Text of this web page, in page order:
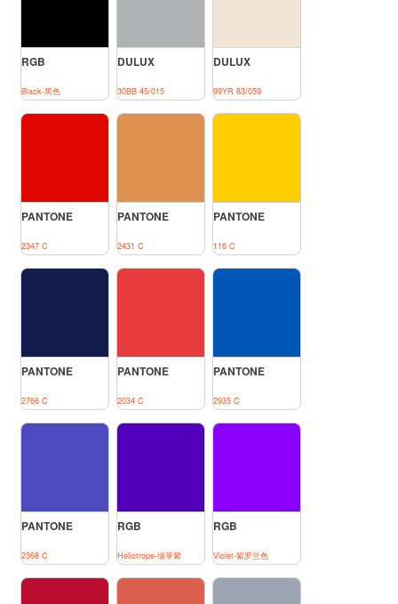
RGB
Black-黑色
DULUX
30BB 45/015
DULUX
99YR 83/059
PANTONE
2347 C
PANTONE
2431 C
PANTONE
116 C
PANTONE
2766 C
PANTONE
2034 C
PANTONE
2935 C
PANTONE
2368 C
RGB
Heliotrope-缬草紫
RGB
Violet-紫罗兰色